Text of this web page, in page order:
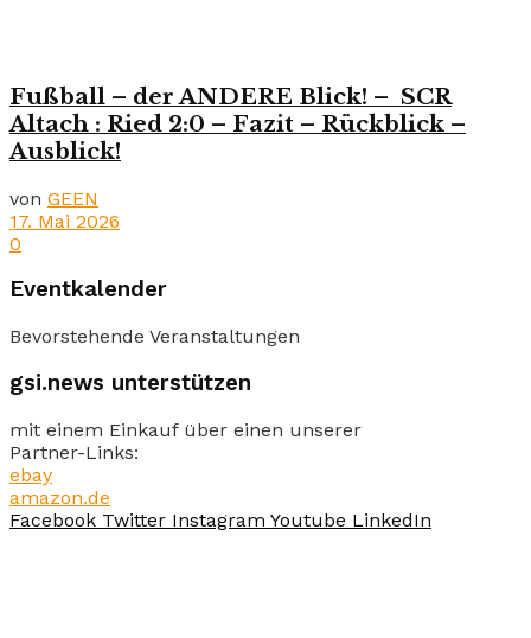
Fußball – der ANDERE Blick! – SCR
Altach : Ried 2:0 – Fazit – Rückblick –
Ausblick!
von GEEN
17. Mai 2026
0
Eventkalender
Bevorstehende Veranstaltungen
gsi.news unterstützen
mit einem Einkauf über einen unserer
Partner-Links:
ebay
amazon.de
Facebook Twitter Instagram Youtube LinkedIn